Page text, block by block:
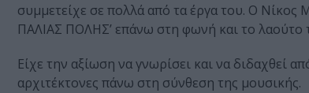
συμμετείχε σε πολλά από τα έργα του. Ο
ΠΑΛΙΑΣ ΠΟΛΗΣ’ επάνω στη φωνή και το λαούτο
Είχε την αξίωση να γνωρίσει και να διδαχθεί
αρχιτέκτονες πάνω στη σύνθεση της μουσικής.